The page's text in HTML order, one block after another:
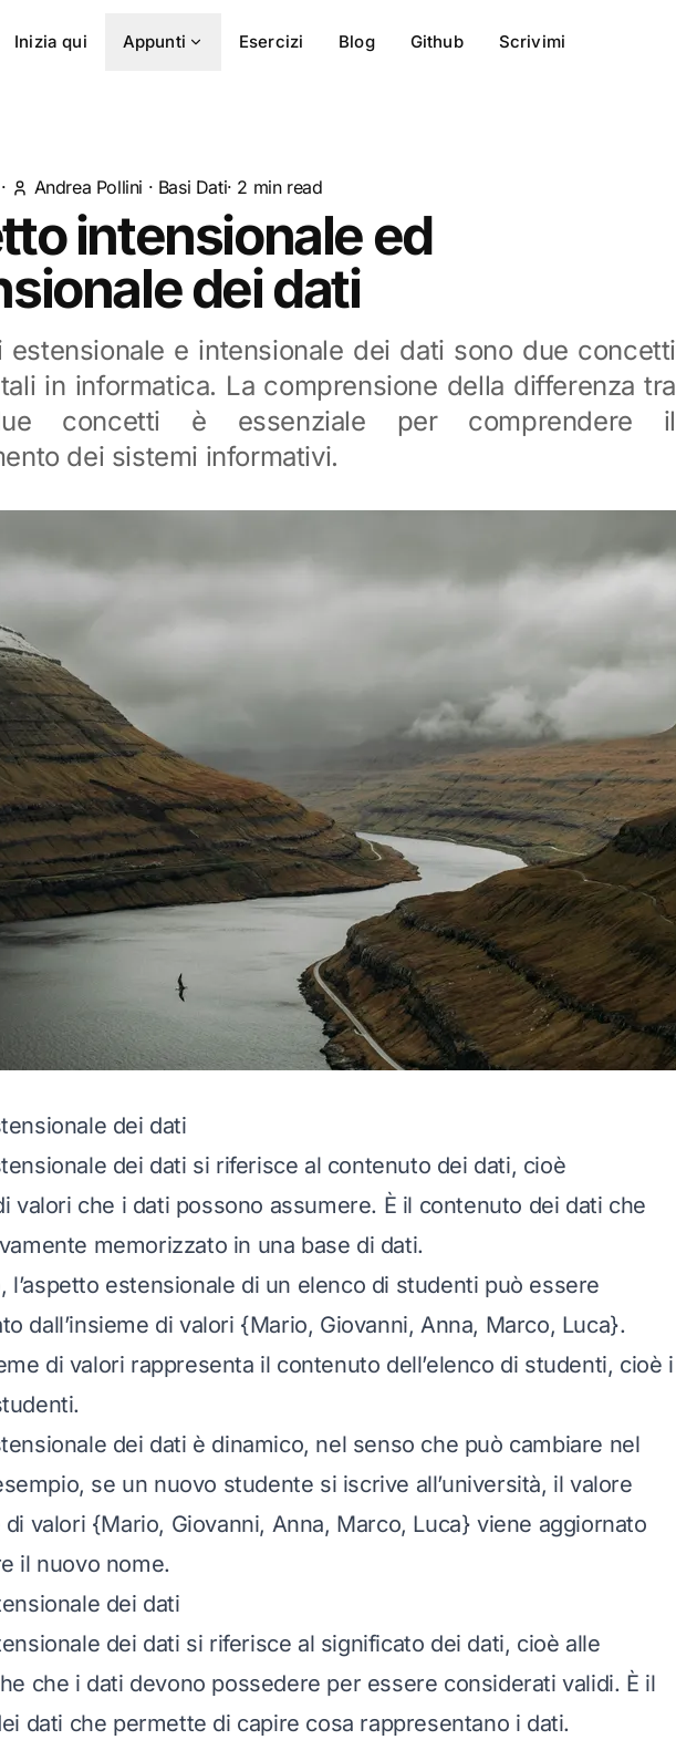
Inizia qui Appunti Esercizi Blog Github Scrivimi
· Andrea Pollini · Basi Dati· 2 min read
intensionale ed
dei dati
estensionale e intensionale dei dati sono due concetti
in informatica. La comprensione della differenza tra
concetti è essenziale per comprendere il
dei sistemi informativi.
dei dati
dei dati si riferisce al contenuto dei dati, cioè
valori che i dati possono assumere. È il contenuto dei dati che
memorizzato in una base di dati.
l’aspetto estensionale di un elenco di studenti può essere
dall’insieme di valori {Mario, Giovanni, Anna, Marco, Luca}.
di valori rappresenta il contenuto dell’elenco di studenti, cioè i
dei dati è dinamico, nel senso che può cambiare nel
se un nuovo studente si iscrive all’università, il valore
di valori {Mario, Giovanni, Anna, Marco, Luca} viene aggiornato
il nuovo nome.
dei dati
dei dati si riferisce al significato dei dati, cioè alle
che i dati devono possedere per essere considerati validi. È il
dati che permette di capire cosa rappresentano i dati.